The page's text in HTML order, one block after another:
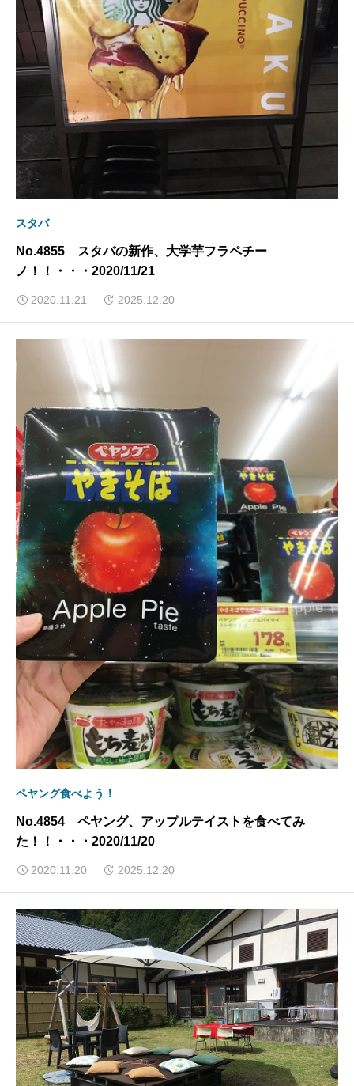
スタバ
No.4855 スタバの新作、大学芋フラペチー
ノ！！・・・2020/11/21
2020.11.21 2025.12.20
ペヤング食べよう！
No.4854 ペヤング、アップルテイストを食べてみ
た！！・・・2020/11/20
2020.11.20 2025.12.20